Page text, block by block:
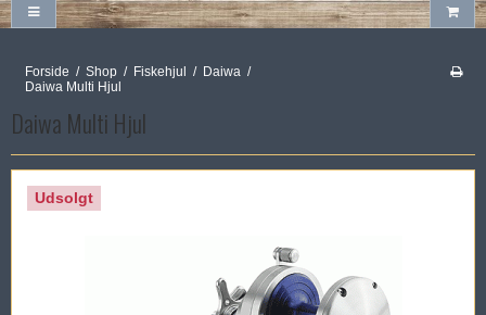
Forside / Shop / Fiskehjul / Daiwa /
Daiwa Multi Hjul
Daiwa Multi Hjul
Udsolgt